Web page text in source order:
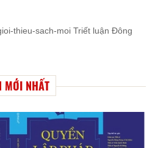
thieu-sach-moi Triết luận Đông
MỚI NHẤT